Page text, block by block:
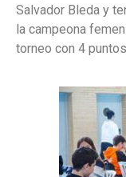
Salvador Bleda y
la campeona
torneo con 4